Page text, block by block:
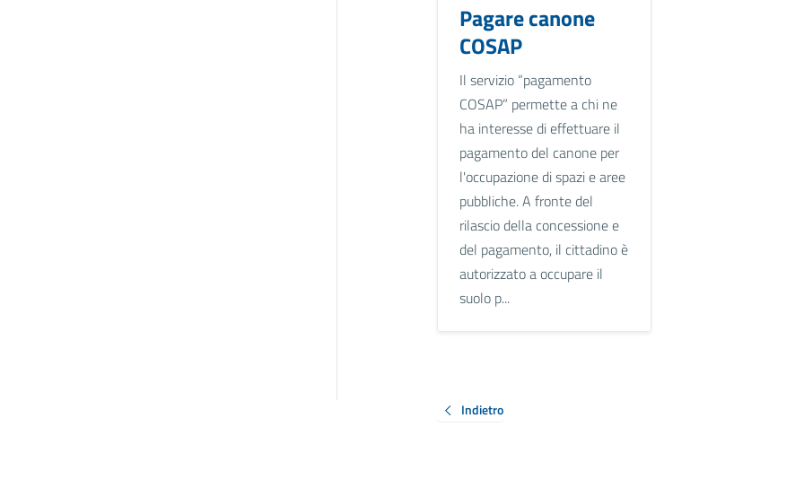
Pagare canone
COSAP
Il servizio “pagamento
COSAP” permette a chi ne
ha interesse di effettuare il
pagamento del canone per
l'occupazione di spazi e aree
pubbliche. A fronte del
rilascio della concessione e
del pagamento, il cittadino è
autorizzato a occupare il
suolo p...
Indietro